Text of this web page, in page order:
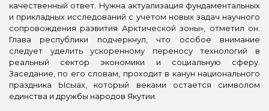
качественный ответ. Нужна актуализация фундаментальных
и прикладных исследований с учетом новых задач научного
сопровождения развития Арктической зоны», отметил он.
Глава республики подчеркнул, что особое внимание
следует уделить ускоренному переносу технологий в
реальный сектор экономики и социальную сферу.
Заседание, по его словам, проходит в канун национального
праздника Ысыах, который веками остается символом
единства и дружбы народов Якутии.